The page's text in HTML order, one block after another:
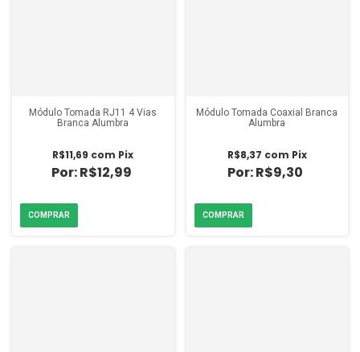
Módulo Tomada RJ11 4 Vias
Branca Alumbra
R$12,99
R$11,69 com Pix
Módulo Tomada Coaxial Branca
Alumbra
R$9,30
R$8,37 com Pix